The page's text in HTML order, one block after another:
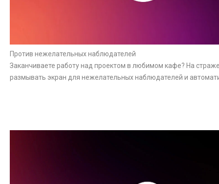
Против нежелательных наблюдателей
Заканчиваете работу над проектом в любимом кафе? На
размывать экран для нежелательных наблюдателей и